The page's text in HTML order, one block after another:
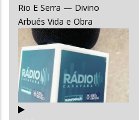
Rio E Serra — Divino
Arbués Vida e Obra